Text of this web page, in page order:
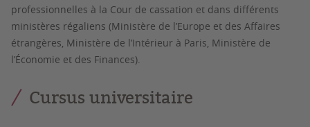
professionnelles à la Cour de cassation et dans différents
ministères régaliens (Ministère de l’Europe et des Affaires
étrangères, Ministère de l’Intérieur à Paris, Ministère de
l’Économie et des Finances).
Cursus universitaire